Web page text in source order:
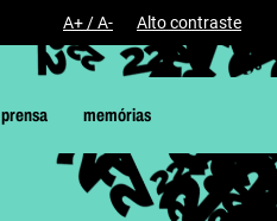
A+ / A- Alto contraste
memórias